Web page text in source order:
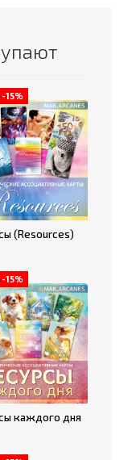
-15%
(Resources)
-15%
каждого дня